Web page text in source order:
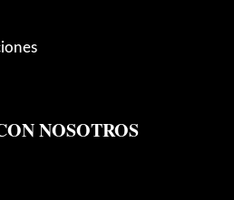
NOSOTROS